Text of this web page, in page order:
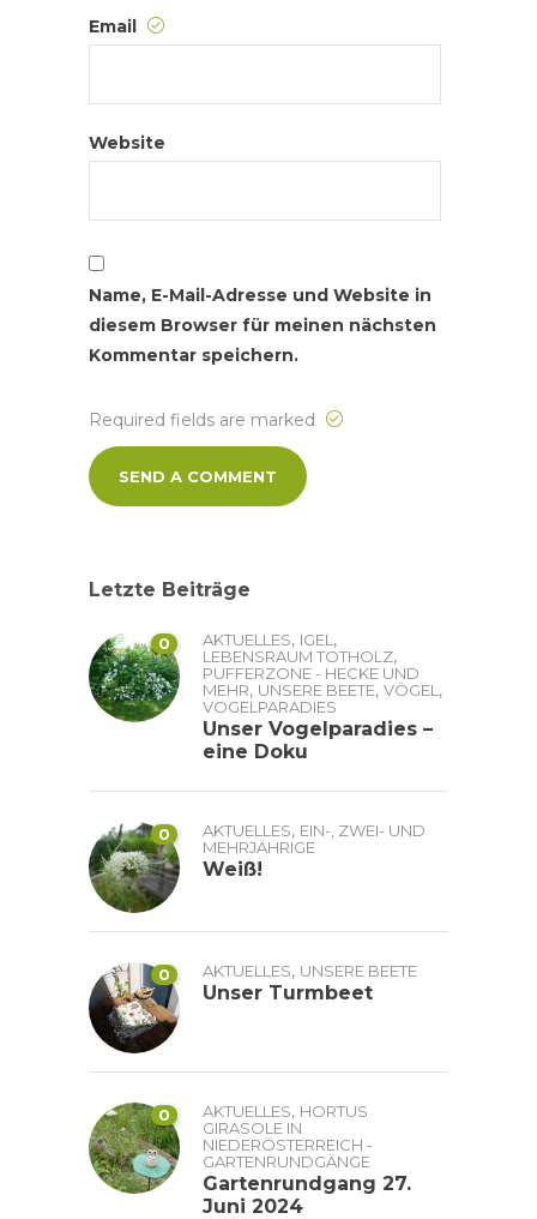
Email
Website
Name, E-Mail-Adresse und Website in
diesem Browser für meinen nächsten
Kommentar speichern.
Required fields are marked
Letzte Beiträge
0 AKTUELLES, IGEL ,
LEBENSRAUM TOTHOLZ,
PUFFERZONE - HECKE UND
MEHR, UNSERE BEETE, VÖGEL ,
VOGELPARADIES
Unser Vogelparadies –
eine Doku
0 AKTUELLES, EIN-, ZWEI- UND
MEHRJÄHRIGE
Weiß!
0 AKTUELLES, UNSERE BEETE
Unser Turmbeet
0 AKTUELLES, HORTUS
GIRASOLE IN
NIEDERÖSTERREICH -
GARTENRUNDGÄNGE
Gartenrundgang 27.
Juni 2024